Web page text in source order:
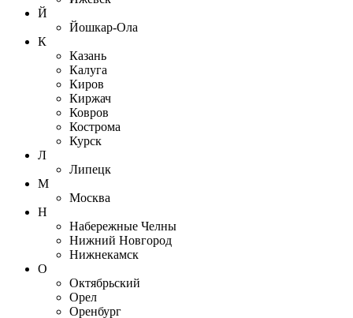
Й
Йошкар-Ола
К
Казань
Калуга
Киров
Киржач
Ковров
Кострома
Курск
Л
Липецк
М
Москва
Н
Набережные Челны
Нижний Новгород
Нижнекамск
О
Октябрьский
Орел
Оренбург